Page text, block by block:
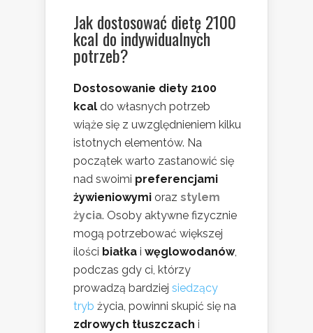
Jak dostosować dietę 2100
kcal do indywidualnych
potrzeb?
Dostosowanie diety 2100
kcal do własnych potrzeb
wiąże się z uwzględnieniem kilku
istotnych elementów. Na
początek warto zastanowić się
nad swoimi preferencjami
żywieniowymi oraz stylem
życia. Osoby aktywne fizycznie
mogą potrzebować większej
ilości białka i węglowodanów,
podczas gdy ci, którzy
prowadzą bardziej siedzący
tryb życia, powinni skupić się na
zdrowych tłuszczach i